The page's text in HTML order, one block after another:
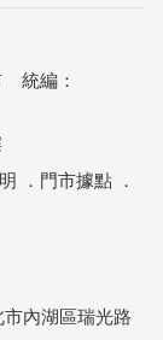
統編：
． 門市據點 ．
內湖區瑞光路